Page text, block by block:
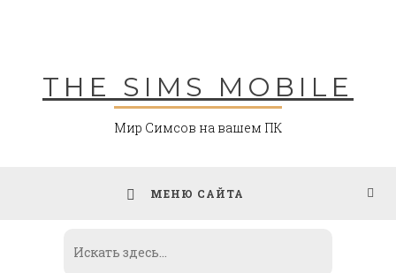
THE SIMS MOBILE
Мир Симсов на вашем ПК
МЕНЮ САЙТА